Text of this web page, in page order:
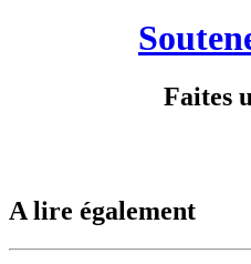
Faites
A lire également